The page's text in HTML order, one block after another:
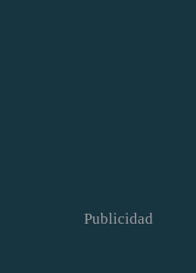
Publicidad